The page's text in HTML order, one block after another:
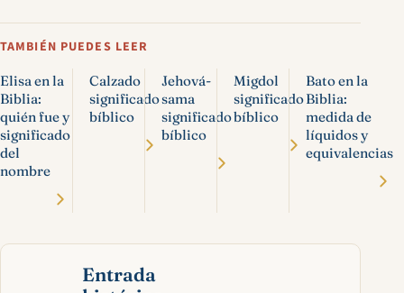
TAMBIÉN PUEDES LEER
Elisa en la
Biblia:
quién fue y
significado
del
nombre
Calzado
significado
bíblico
Jehová-
sama
significado
bíblico
Migdol
significado
bíblico
Bato en la
Biblia:
medida de
líquidos y
equivalencias
Entrada